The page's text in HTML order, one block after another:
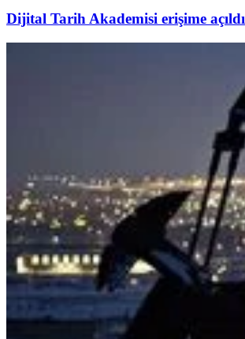
Dijital Tarih Akademisi erişime açıldı